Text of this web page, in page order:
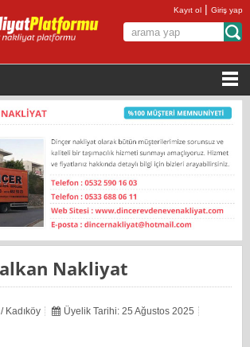
Kayıt ol |Giriş yap
Nakliyat
/ Kadıköy
Üyelik Tarihi: 25 Ağustos 2025